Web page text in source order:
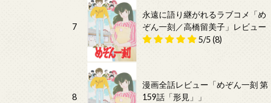
7
永遠に語り継がれるラブコメ「め
ぞん一刻／高橋留美子」レビュー
5/5 (8)
8
漫画全話レビュー「めぞん一刻 第
159話「形見」」